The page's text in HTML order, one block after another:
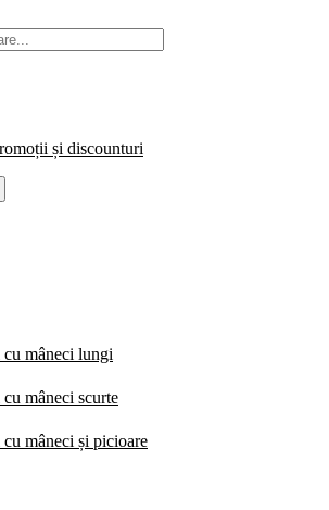
și discounturi
mâneci lungi
mâneci scurte
mâneci și picioare